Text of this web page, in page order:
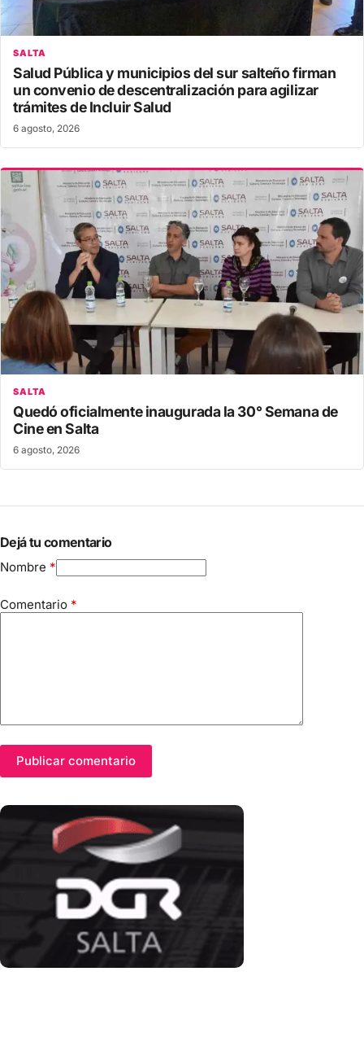
SALTA
Salud Pública y municipios del sur salteño firman
un convenio de descentralización para agilizar
trámites de Incluir Salud
6 agosto, 2026
SALTA
Quedó oficialmente inaugurada la 30° Semana de
Cine en Salta
6 agosto, 2026
Dejá tu comentario
Nombre *
Comentario *
Publicar comentario